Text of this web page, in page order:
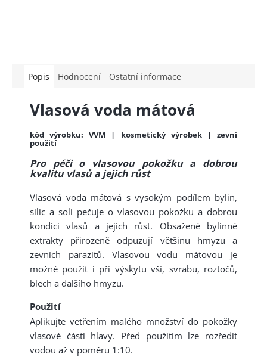
Popis Hodnocení Ostatní informace
Vlasová voda mátová
kód výrobku: VVM | kosmetický výrobek | zevní
použití
Pro péči o vlasovou pokožku a dobrou
kvalitu vlasů a jejich růst
Vlasová voda mátová s vysokým podílem bylin,
silic a soli pečuje o vlasovou pokožku a dobrou
kondici vlasů a jejich růst. Obsažené bylinné
extrakty přirozeně odpuzují většinu hmyzu a
zevních parazitů. Vlasovou vodu mátovou je
možné použít i při výskytu vší, svrabu, roztočů,
blech a dalšího hmyzu.
Použití
Aplikujte vetřením malého množství do pokožky
vlasové části hlavy. Před použitím lze rozředit
vodou až v poměru 1:10.